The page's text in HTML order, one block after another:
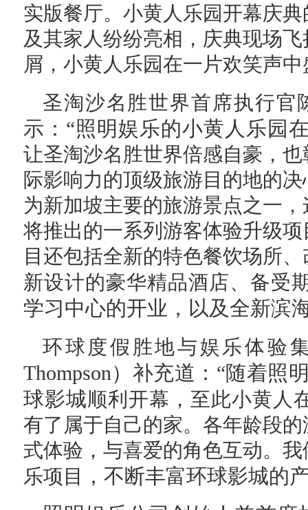
实版餐厅。小黄人乐园开幕庆
及其家人纷纷亮相，庆典现场
屑，小黄人乐园在一片欢笑声
圣淘沙名胜世界首席执行官
示：“照明娱乐的小黄人乐园
让圣淘沙名胜世界倍感自豪，
际影响力的顶级旅游目的地的
为新加坡主要的旅游景点之一
将推出的一系列游客体验升级
目还包括全新的特色餐饮场所
新设计的豪华精品酒店、备受
学习中心的开业，以及全新滨
环球度假胜地与娱乐体验
Thompson）补充道：“随着照
球影城顺利开幕，至此小黄人
有了属于自己的家。各年龄段
式体验，与喜爱的角色互动。
乐项目
，不断丰富环球影城的